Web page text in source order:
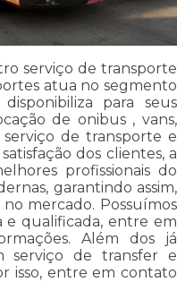
serviço de transporte
atua no segmento
para seus
de onibus , vans,
de transporte e
dos clientes, a
profissionais do
garantindo assim,
mercado. Possuímos
qualificada, entre em
Além dos já
serviço de transfer e
isso, entre em contato